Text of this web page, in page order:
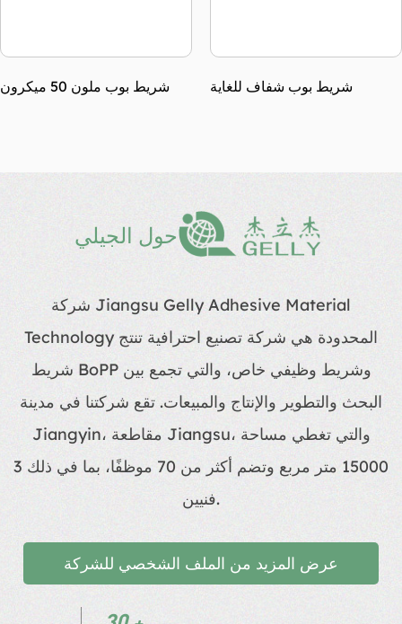
شريط بوب شفاف للغاية
شريط بوب مصفر 45 ميكرون
حول الجيلي
شركة Jiangsu Gelly Adhesive Material
Technology المحدودة هي شركة تصنيع احترافية تنتج
شريط BoPP وشريط وظيفي خاص، والتي تجمع بين
البحث والتطوير والإنتاج والمبيعات. تقع شركتنا في مدينة
Jiangyin، مقاطعة Jiangsu، والتي تغطي مساحة
15000 متر مربع وتضم أكثر من 70 موظفًا، بما في ذلك 3
فنيين.
عرض المزيد من الملف الشخصي للشركة